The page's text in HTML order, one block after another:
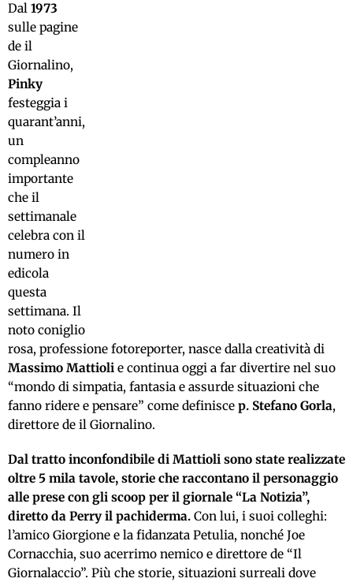
Dal 1973
sulle pagine
de il
Giornalino,
Pinky
festeggia i
quarant’anni,
un
compleanno
importante
che il
settimanale
celebra con il
numero in
edicola
questa
settimana. Il
noto coniglio
rosa, professione fotoreporter, nasce dalla creatività di
Massimo Mattioli e continua oggi a far divertire nel suo
“mondo di simpatia, fantasia e assurde situazioni che
fanno ridere e pensare” come definisce p. Stefano Gorla,
direttore de il Giornalino.
Dal tratto inconfondibile di Mattioli sono state realizzate
oltre 5 mila tavole, storie che raccontano il personaggio
alle prese con gli scoop per il giornale “La Notizia”,
diretto da Perry il pachiderma. Con lui, i suoi colleghi:
l’amico Giorgione e la fidanzata Petulia, nonché Joe
Cornacchia, suo acerrimo nemico e direttore de “Il
Giornalaccio”. Più che storie, situazioni surreali dove